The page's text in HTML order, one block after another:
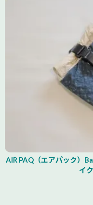
AIR PAQ（エアパック）
イ